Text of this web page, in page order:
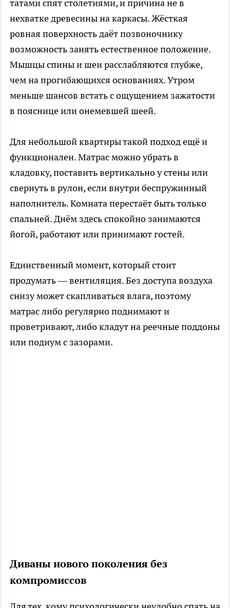
татами спят столетиями, и причина не в
нехватке древесины на каркасы. Жёсткая
ровная поверхность даёт позвоночнику
возможность занять естественное положение.
Мышцы спины и шеи расслабляются глубже,
чем на прогибающихся основаниях. Утром
меньше шансов встать с ощущением зажатости
в пояснице или онемевшей шеей.
Для небольшой квартиры такой подход ещё и
функционален. Матрас можно убрать в
кладовку, поставить вертикально у стены или
свернуть в рулон, если внутри беспружинный
наполнитель. Комната перестаёт быть только
спальней. Днём здесь спокойно занимаются
йогой, работают или принимают гостей.
Единственный момент, который стоит
продумать — вентиляция. Без доступа воздуха
снизу может скапливаться влага, поэтому
матрас либо регулярно поднимают и
проветривают, либо кладут на реечные поддоны
или подиум с зазорами.
Диваны нового поколения без
компромиссов